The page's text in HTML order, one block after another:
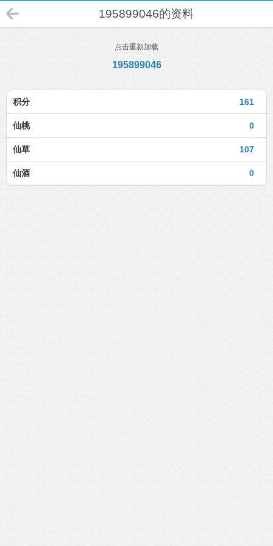
195899046的资料
点击重新加载
195899046
161
积分
0
仙桃
107
仙草
0
仙酒